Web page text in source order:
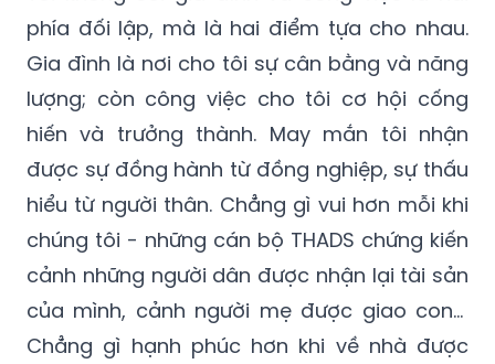
phía đối lập, mà là hai điểm tựa cho nhau.
Gia đình là nơi cho tôi sự cân bằng và năng
lượng; còn công việc cho tôi cơ hội cống
hiến và trưởng thành. May mắn tôi nhận
được sự đồng hành từ đồng nghiệp, sự thấu
hiểu từ người thân. Chẳng gì vui hơn mỗi khi
chúng tôi - những cán bộ THADS chứng kiến
cảnh những người dân được nhận lại tài sản
của mình, cảnh người mẹ được giao con...
Chẳng gì hạnh phúc hơn khi về nhà được